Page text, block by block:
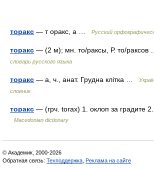
торакс — т оракс, а … Русский
торакс — (2 м); мн. то/раксы, Р. то/
словарь русского языка
торакс — а, ч., анат. Грудна клітка …
словник
торакс — (грч. torax) 1. оклоп за градите
Macedonian dictionary
© Академик, 2000-2026
Обратная связь: Техподдержка Реклама на сайте